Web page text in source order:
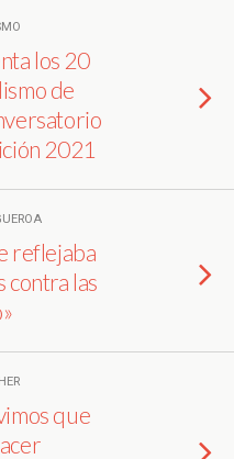
los 20
de
2021
reflejaba
contra las
que